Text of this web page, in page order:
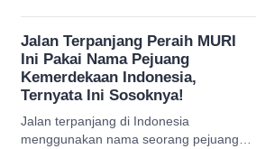
Jalan Terpanjang Peraih MURI
Ini Pakai Nama Pejuang
Kemerdekaan Indonesia,
Ternyata Ini Sosoknya!
Jalan terpanjang di Indonesia
menggunakan nama seorang pejuang